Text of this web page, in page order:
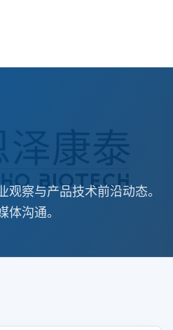
观察与产品技术前沿动态。
体沟通。